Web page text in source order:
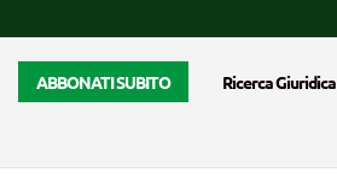
ABBONATI SUBITO Ricerca